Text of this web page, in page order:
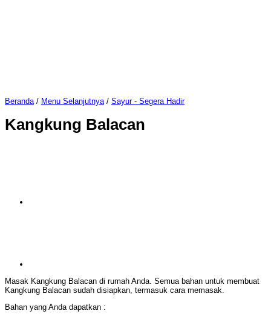
Beranda / Menu Selanjutnya / Sayur - Segera Hadir
Kangkung Balacan
Masak Kangkung Balacan di rumah Anda. Semua bahan untuk membuat
Kangkung Balacan sudah disiapkan, termasuk cara memasak.
Bahan yang Anda dapatkan :